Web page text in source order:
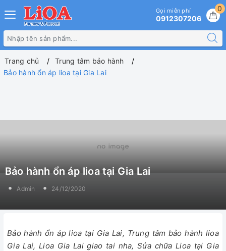
0
Gọi miễn phí
0912307206
Trang chủ
Trung tâm bảo hành
Bảo hành ổn áp lioa tại Gia Lai
Bảo hành ổn áp lioa tại Gia Lai
Admin 24/12/2020
Bảo hành ổn áp lioa tại Gia Lai, Trung tâm bảo hành lioa
Gia Lai, Lioa Gia Lai giao tai nha, Sửa chữa Lioa tại Gia